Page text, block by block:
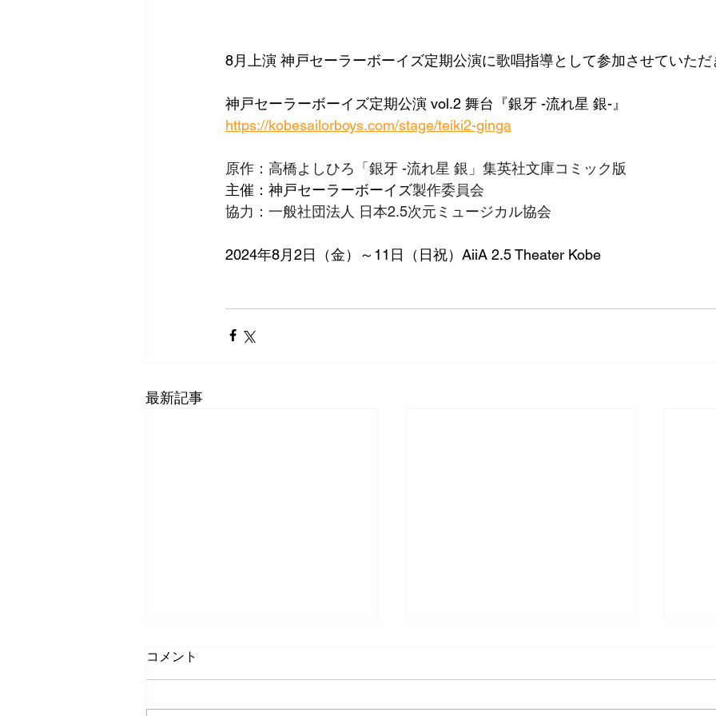
8月上演 神戸セーラーボーイズ定期公演に歌唱指導として参加させていた
神戸セーラーボーイズ定期公演 vol.2 舞台『銀牙 -流れ星 銀-』
https://kobesailorboys.com/stage/teiki2-ginga
原作：高橋よしひろ「銀牙 -流れ星 銀」集英社文庫コミック版
主催：神戸セーラーボーイズ製作委員会
協力：一般社団法人 日本2.5次元ミュージカル協会
2024年8月2日（金）～11日（日祝）AiiA 2.5 Theater Kobe
最新記事
コメント